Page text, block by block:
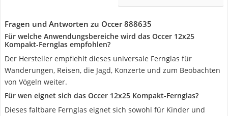
Fragen und Antworten zu Occer 888635
Für welche Anwendungsbereiche wird das Occer 12x25
Kompakt-Fernglas empfohlen?
Der Hersteller empfiehlt dieses universale Fernglas für
Wanderungen, Reisen, die Jagd, Konzerte und zum Beobachten
von Vögeln weiter.
Für wen eignet sich das Occer 12x25 Kompakt-Fernglas?
Dieses faltbare Fernglas eignet sich sowohl für Kinder und